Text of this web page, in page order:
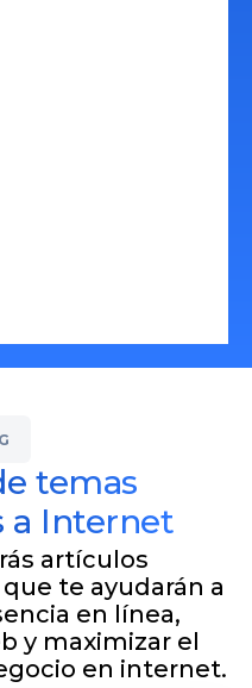
temas
a Internet
artículos
te ayudarán a
en línea,
y maximizar el
en internet.